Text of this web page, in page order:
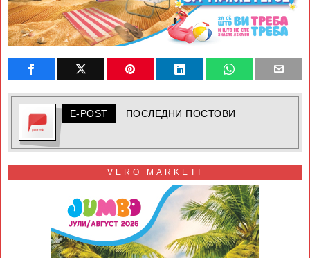
E-POST ПОСЛЕДНИ ПОСТОВИ
VERO MARKETI